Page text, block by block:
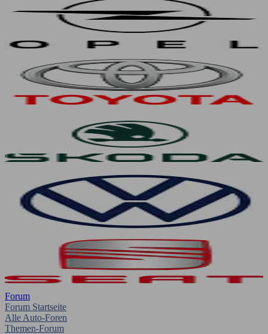
Forum
Forum Startseite
Alle Auto-Foren
Themen-Forum